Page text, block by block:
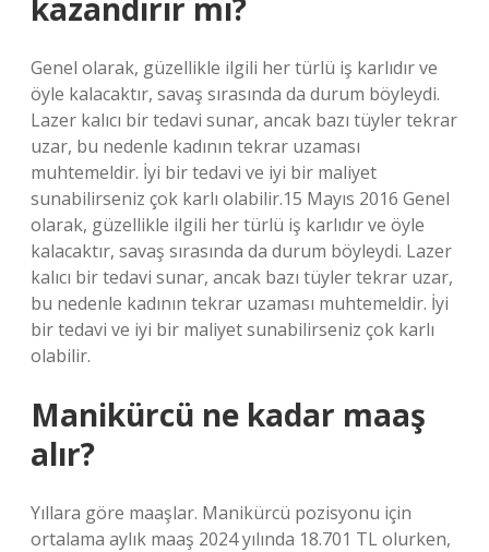
kazandırır mı?
Genel olarak, güzellikle ilgili her türlü iş karlıdır ve
öyle kalacaktır, savaş sırasında da durum böyleydi.
Lazer kalıcı bir tedavi sunar, ancak bazı tüyler tekrar
uzar, bu nedenle kadının tekrar uzaması
muhtemeldir. İyi bir tedavi ve iyi bir maliyet
sunabilirseniz çok karlı olabilir.15 Mayıs 2016 Genel
olarak, güzellikle ilgili her türlü iş karlıdır ve öyle
kalacaktır, savaş sırasında da durum böyleydi. Lazer
kalıcı bir tedavi sunar, ancak bazı tüyler tekrar uzar,
bu nedenle kadının tekrar uzaması muhtemeldir. İyi
bir tedavi ve iyi bir maliyet sunabilirseniz çok karlı
olabilir.
Manikürcü ne kadar maaş
alır?
Yıllara göre maaşlar. Manikürcü pozisyonu için
ortalama aylık maaş 2024 yılında 18.701 TL olurken,